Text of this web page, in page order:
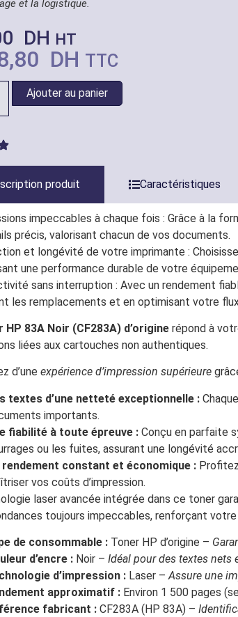
et la logistique.
DH HT
DH TTC
Ajouter au panier
produit Caractéristiques
impeccables à chaque fois : Grâce à la
précis, valorisant chacun de vos documents.
et longévité de votre imprimante :
une performance durable de votre
sans interruption : Avec un rendement
les remplacements et en optimisant votre
HP 83A Noir (CF283A) d’origine répond à
liées aux cartouches non authentiques.
d’une expérience d’impression supérieure
textes d’une netteté exceptionnelle :
importants.
fiabilité à toute épreuve : Conçu en parfaite
ou les fuites, assurant une longévité
rendement constant et économique :
vos coûts d’impression.
laser avancée intégrée dans ce toner
toujours impeccables, renforçant
de consommable : Toner HP d’origine –
d’encre : Noir – Idéal pour des textes nets
d’impression : Laser –Assure une
approximatif : Environ 1 500 pages
fabricant : CF283A (HP 83A) –